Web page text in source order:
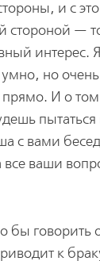
и с
стороной —
интерес.
но
И о
с вами
ваши
бы говорить
к